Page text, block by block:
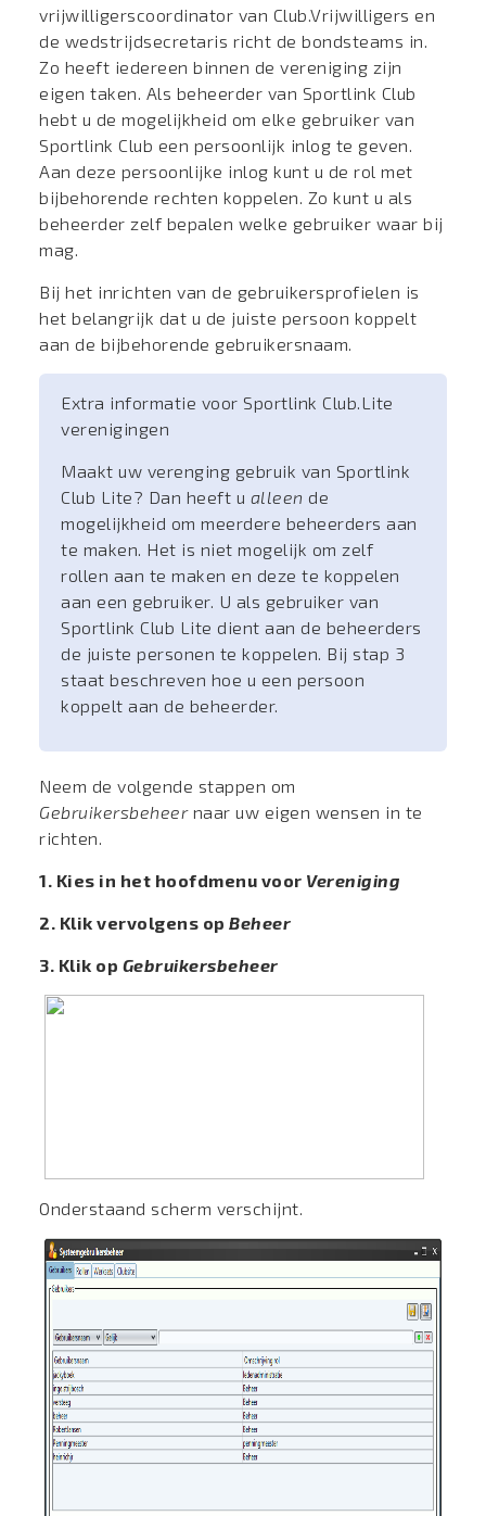
vrijwilligerscoordinator van Club.Vrijwilligers en
de wedstrijdsecretaris richt de bondsteams in.
Zo heeft iedereen binnen de vereniging zijn
eigen taken. Als beheerder van Sportlink Club
hebt u de mogelijkheid om elke gebruiker van
Sportlink Club een persoonlijk inlog te geven.
Aan deze persoonlijke inlog kunt u de rol met
bijbehorende rechten koppelen. Zo kunt u als
beheerder zelf bepalen welke gebruiker waar bij
mag.
Bij het inrichten van de gebruikersprofielen is
het belangrijk dat u de juiste persoon koppelt
aan de bijbehorende gebruikersnaam.
Extra informatie voor Sportlink Club.Lite
verenigingen
Maakt uw verenging gebruik van Sportlink
Club Lite? Dan heeft u alleen de
mogelijkheid om meerdere beheerders aan
te maken. Het is niet mogelijk om zelf
rollen aan te maken en deze te koppelen
aan een gebruiker. U als gebruiker van
Sportlink Club Lite dient aan de beheerders
de juiste personen te koppelen. Bij stap 3
staat beschreven hoe u een persoon
koppelt aan de beheerder.
Neem de volgende stappen om
Gebruikersbeheer naar uw eigen wensen in te
richten.
1. Kies in het hoofdmenu voor Vereniging
2. Klik vervolgens op Beheer
3. Klik op Gebruikersbeheer
Onderstaand scherm verschijnt.